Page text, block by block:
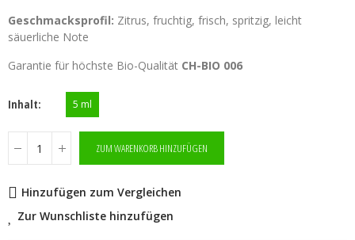
Geschmacksprofil: Zitrus, fruchtig, frisch, spritzig, leicht
säuerliche Note
Garantie für höchste Bio-Qualität CH-BIO 006
Inhalt 5 ml
ZUM WARENKORB HINZUFÜGEN
Hinzufügen zum Vergleichen
Zur Wunschliste hinzufügen